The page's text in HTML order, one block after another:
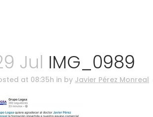
Jul IMG_0989
at 08:35h in by Javier Pérez Monreal